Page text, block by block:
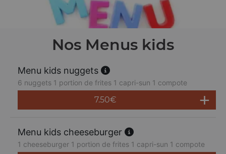
Nos Menus kids
Menu kids nuggets
6 nuggets 1 portion de frites 1 capri-sun 1 compote
7.50€
Menu kids cheeseburger
1 cheeseburger 1 portion de frites 1 capri-sun 1 compote